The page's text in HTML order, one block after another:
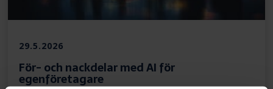
För- och nackdelar med AI för
egenföretagare
29.5.2026